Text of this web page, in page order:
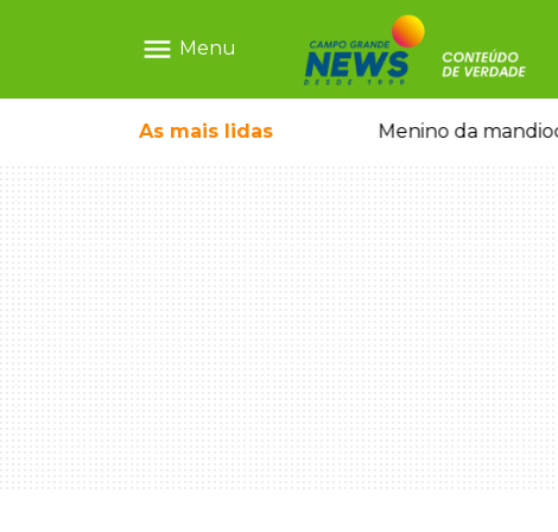
menu Menu
As mais lidas
crianças brasileiras Menino da